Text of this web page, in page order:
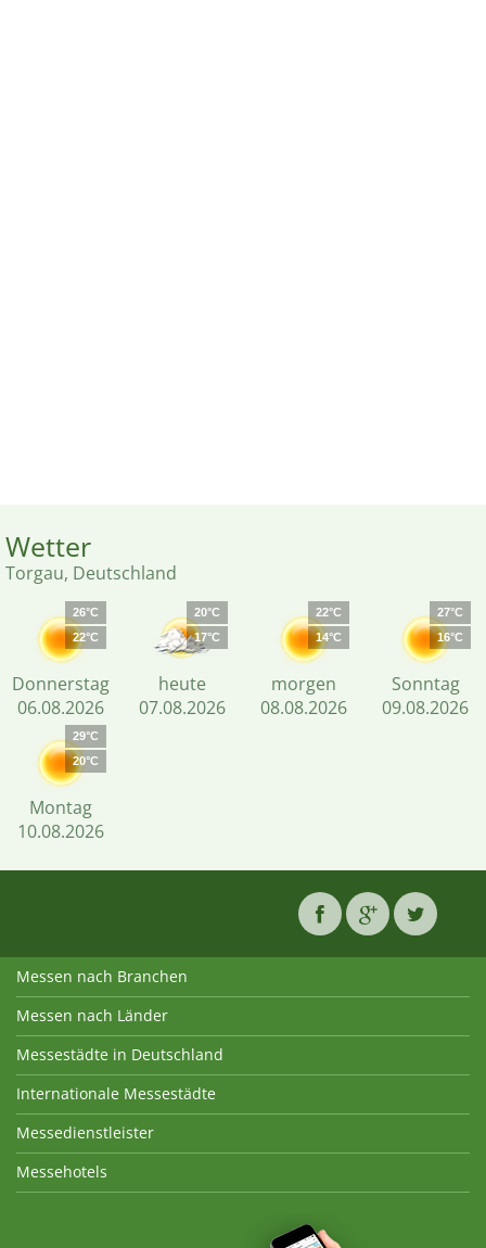
Wetter
Torgau, Deutschland
26°C
22°C
Donnerstag
06.08.2026
20°C
17°C
heute
07.08.2026
22°C
14°C
morgen
08.08.2026
27°C
16°C
Sonntag
09.08.2026
29°C
20°C
Montag
10.08.2026
Messen nach Branchen
Messen nach Länder
Messestädte in Deutschland
Internationale Messestädte
Messedienstleister
Messehotels